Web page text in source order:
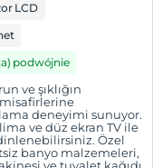
bezpłatne za pokój
LCD
podwójnie
ve şıklığın
deneyimi sunuyor.
ve düz ekran TV ile
Özel
banyo malzemeleri,